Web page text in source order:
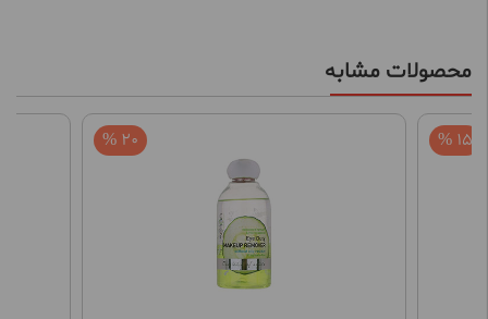
محصولات مشابه
20 % 15 %